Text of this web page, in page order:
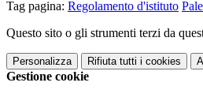
Tag pagina: Regolamento d'istituto
Questo sito o gli strumenti terzi da
Personalizza Rifiuta tutti i cookies
Gestione cookie